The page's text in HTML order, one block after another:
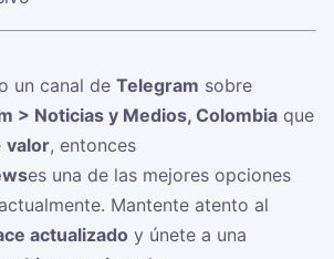
un canal de Telegram sobre
> Noticias y Medios, Colombia que
valor, entonces
es una de las mejores opciones
Mantente atento al
actualizado y únete a una